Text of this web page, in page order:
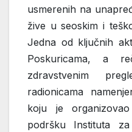
usmerenih na
žive u seoskim i
Jedna od ključnih
Poskuricama, a
zdravstvenim
radionicama
koju je
podršku Instituta